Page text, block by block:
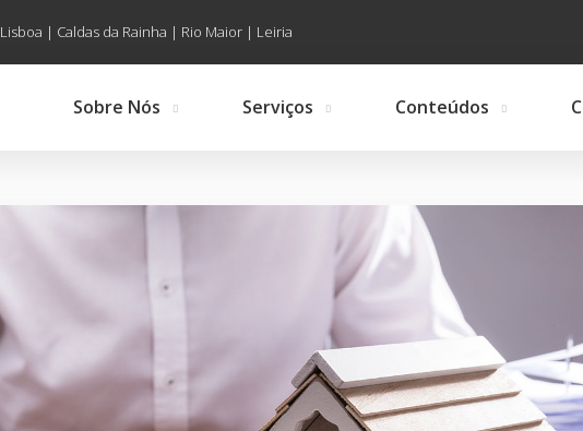
Lisboa | Caldas da Rainha | Rio Maior | Leiria
Sobre Nós Serviços Conteúdos